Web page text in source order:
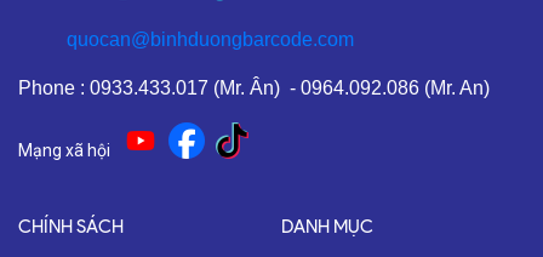
quocan@binhduongbarcode.com
Phone : 0933.433.017 (Mr. Ân) - 0964.092.086 (Mr. An)
Mạng xã hội
CHÍNH SÁCH DANH MỤC